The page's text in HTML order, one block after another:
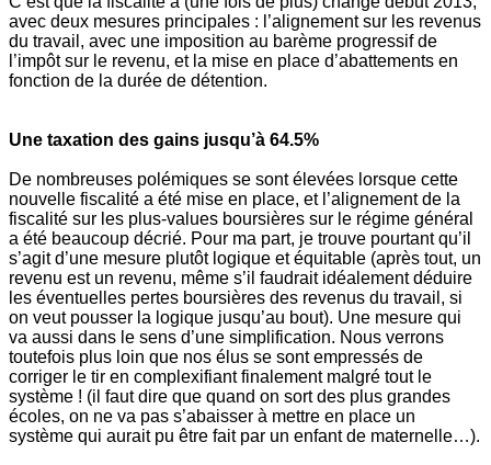
avec deux mesures principales : l’alignement sur les revenus
du travail, avec une imposition au barème progressif de
l’impôt sur le revenu, et la mise en place d’abattements en
fonction de la durée de détention.
Une taxation des gains jusqu’à 64.5%
De nombreuses polémiques se sont élevées lorsque cette
nouvelle fiscalité a été mise en place, et l’alignement de la
fiscalité sur les plus-values boursières sur le régime général
a été beaucoup décrié. Pour ma part, je trouve pourtant qu’il
s’agit d’une mesure plutôt logique et équitable (après tout, un
revenu est un revenu, même s’il faudrait idéalement déduire
les éventuelles pertes boursières des revenus du travail, si
on veut pousser la logique jusqu’au bout). Une mesure qui
va aussi dans le sens d’une simplification. Nous verrons
toutefois plus loin que nos élus se sont empressés de
corriger le tir en complexifiant finalement malgré tout le
système ! (il faut dire que quand on sort des plus grandes
écoles, on ne va pas s’abaisser à mettre en place un
système qui aurait pu être fait par un enfant de maternelle…).